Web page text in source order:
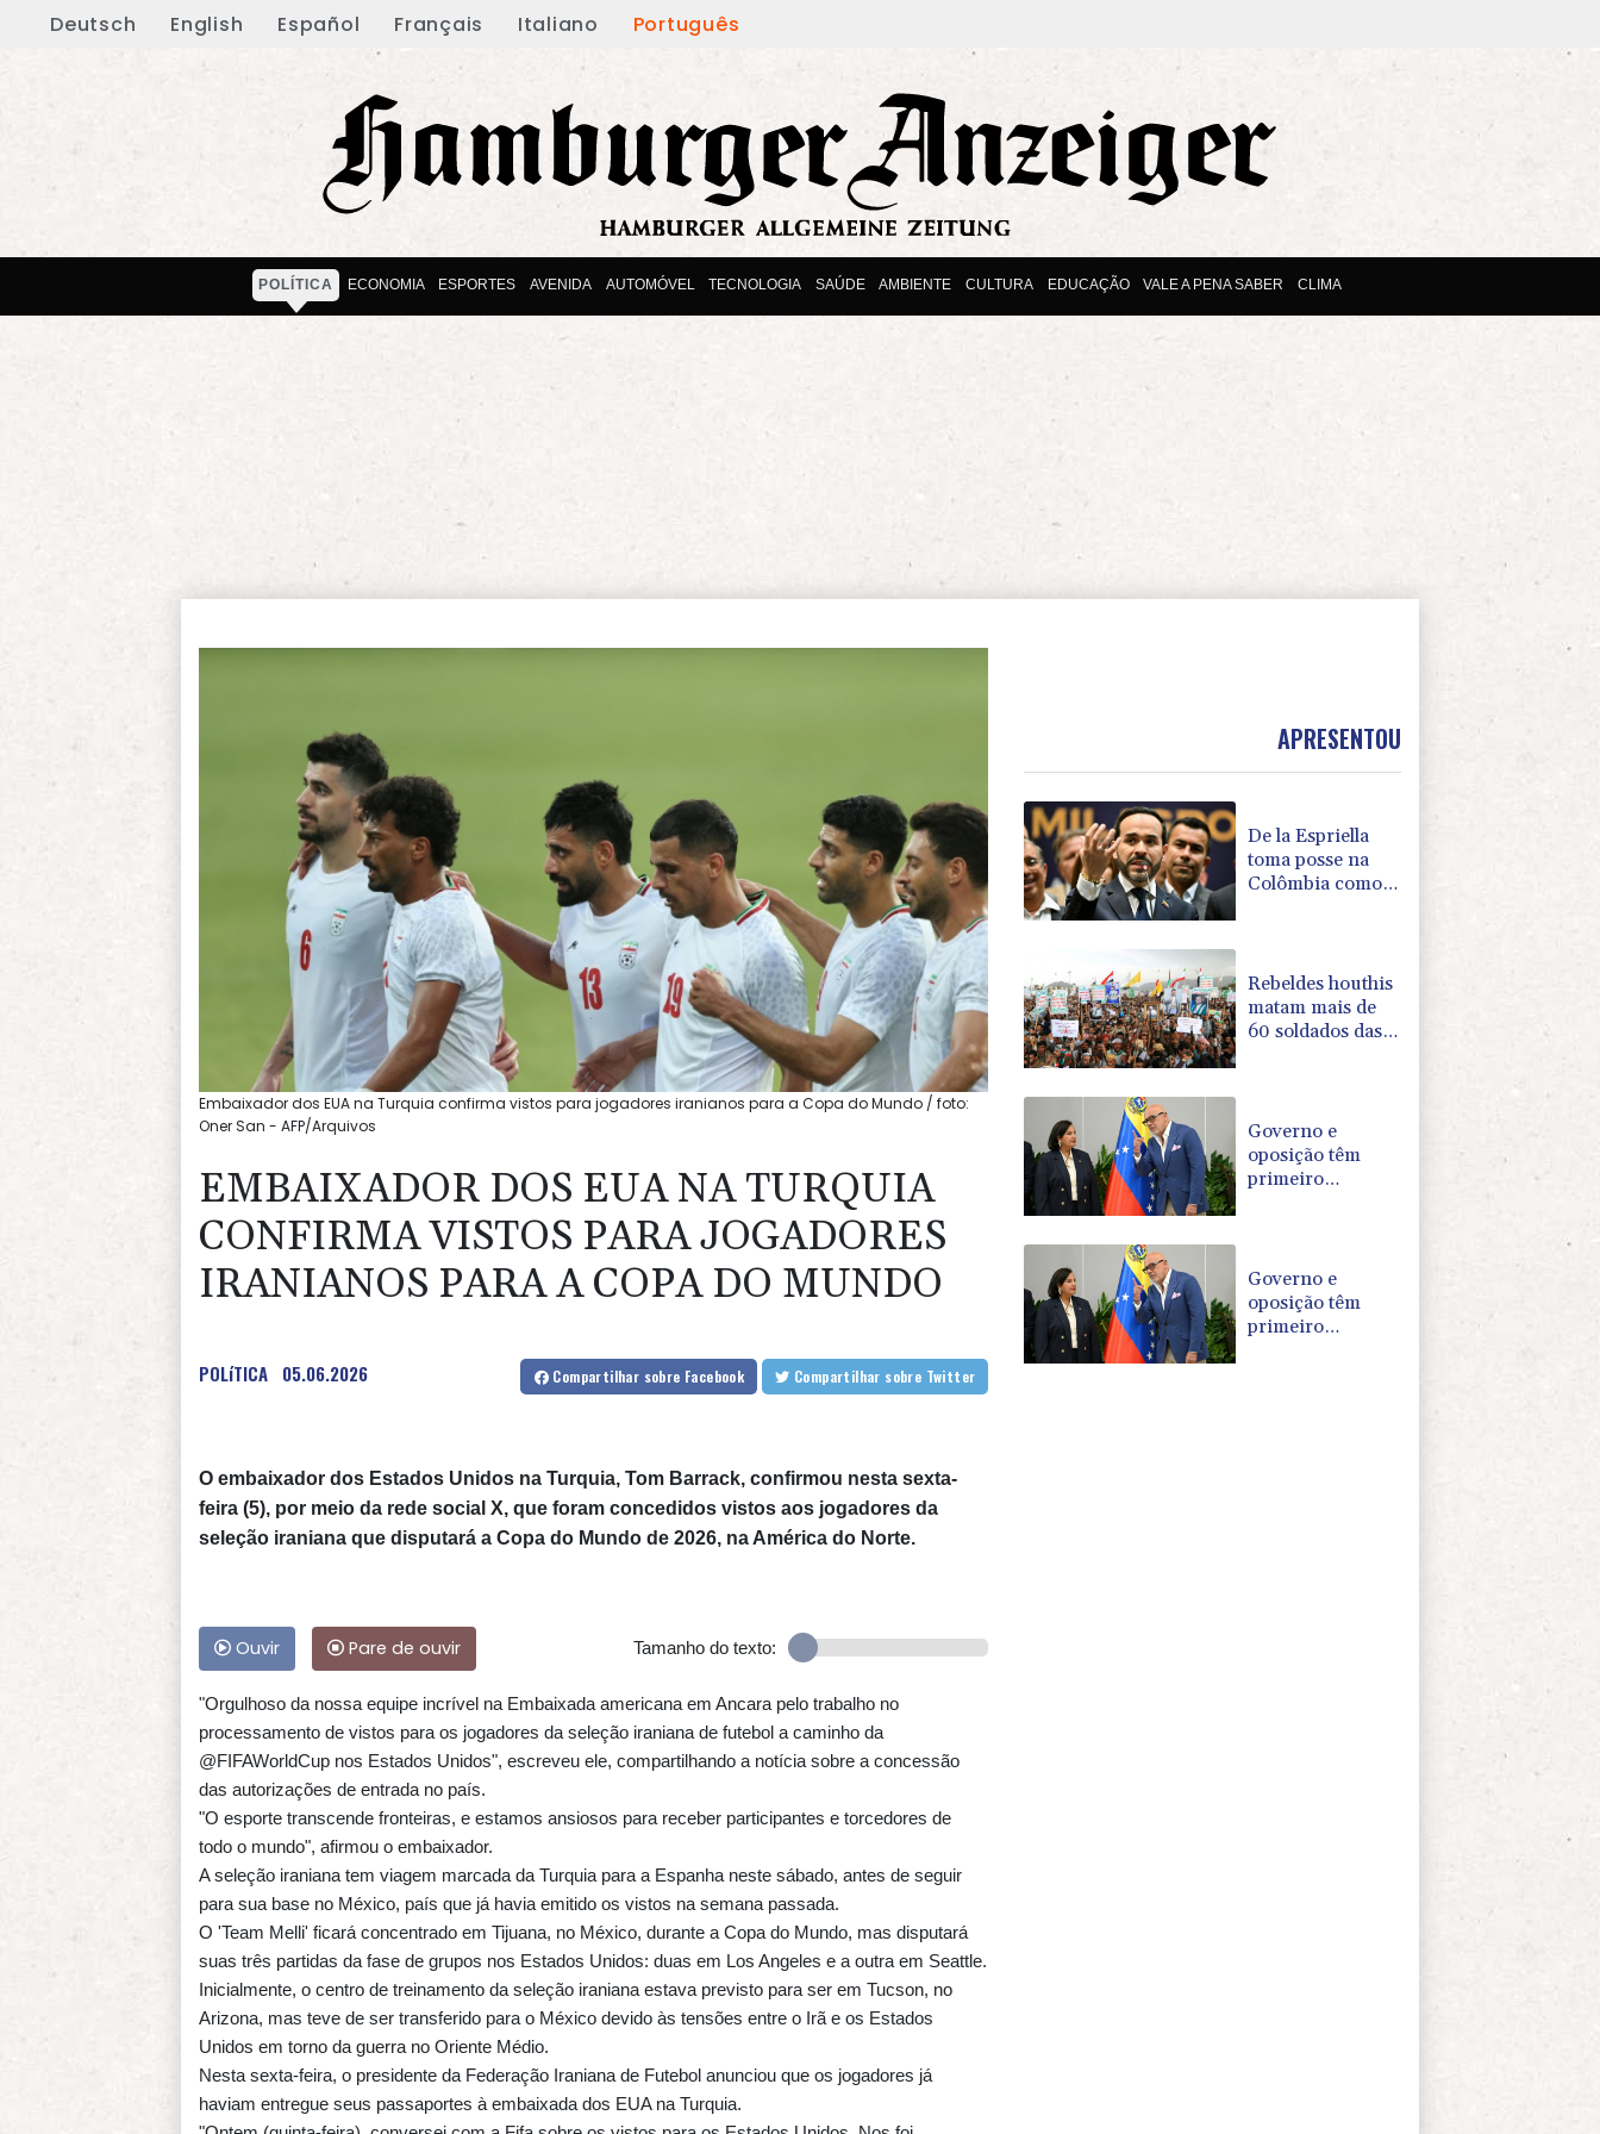
Deutsch English Español Français Italiano Português
POLÍTICA ECONOMIA ESPORTES AVENIDA AUTOMÓVEL TECNOLOGIA SAÚDE AMBIENTE CULTURA EDUCAÇÃO VALE A PENA SABER CLIMA
Embaixador dos EUA na Turquia confirma vistos para jogadores iranianos para a Copa do Mundo / foto:
Oner San - AFP/Arquivos
EMBAIXADOR DOS EUA NA TURQUIA
CONFIRMA VISTOS PARA JOGADORES
IRANIANOS PARA A COPA DO MUNDO
POLíTICA 05.06.2026 Compartilhar sobre Facebook Compartilhar sobre Twitter
O embaixador dos Estados Unidos na Turquia, Tom Barrack, confirmou nesta sexta-
feira (5), por meio da rede social X, que foram concedidos vistos aos jogadores da
seleção iraniana que disputará a Copa do Mundo de 2026, na América do Norte.
Ouvir Pare de ouvir Tamanho do texto:
"Orgulhoso da nossa equipe incrível na Embaixada americana em Ancara pelo trabalho no
processamento de vistos para os jogadores da seleção iraniana de futebol a caminho da
@FIFAWorldCup nos Estados Unidos", escreveu ele, compartilhando a notícia sobre a concessão
das autorizações de entrada no país.
"O esporte transcende fronteiras, e estamos ansiosos para receber participantes e torcedores de
todo o mundo", afirmou o embaixador.
A seleção iraniana tem viagem marcada da Turquia para a Espanha neste sábado, antes de seguir
para sua base no México, país que já havia emitido os vistos na semana passada.
O 'Team Melli' ficará concentrado em Tijuana, no México, durante a Copa do Mundo, mas disputará
suas três partidas da fase de grupos nos Estados Unidos: duas em Los Angeles e a outra em Seattle.
Inicialmente, o centro de treinamento da seleção iraniana estava previsto para ser em Tucson, no
Arizona, mas teve de ser transferido para o México devido às tensões entre o Irã e os Estados
Unidos em torno da guerra no Oriente Médio.
Nesta sexta-feira, o presidente da Federação Iraniana de Futebol anunciou que os jogadores já
haviam entregue seus passaportes à embaixada dos EUA na Turquia.
APRESENTOU
De la Espriella
toma posse na
Colômbia como
Rebeldes houthis
matam mais de
60 soldados das
Governo e
oposição têm
primeiro
Governo e
oposição têm
primeiro